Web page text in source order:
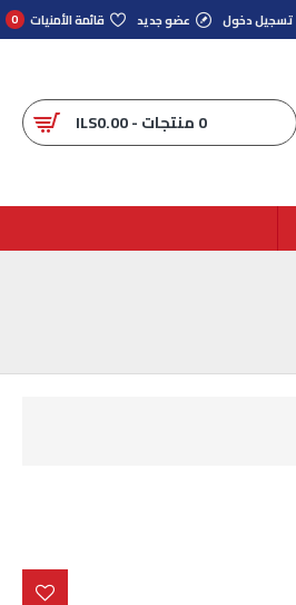
تسجيل دخول عضو جديد قائمة الأمنيات 0
0 منتجات - ILS0.00